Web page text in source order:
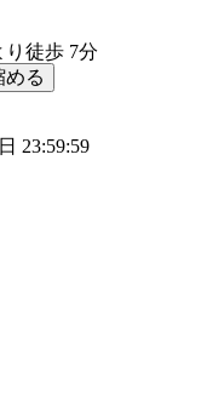
り徒歩 7分
める
23:59:59